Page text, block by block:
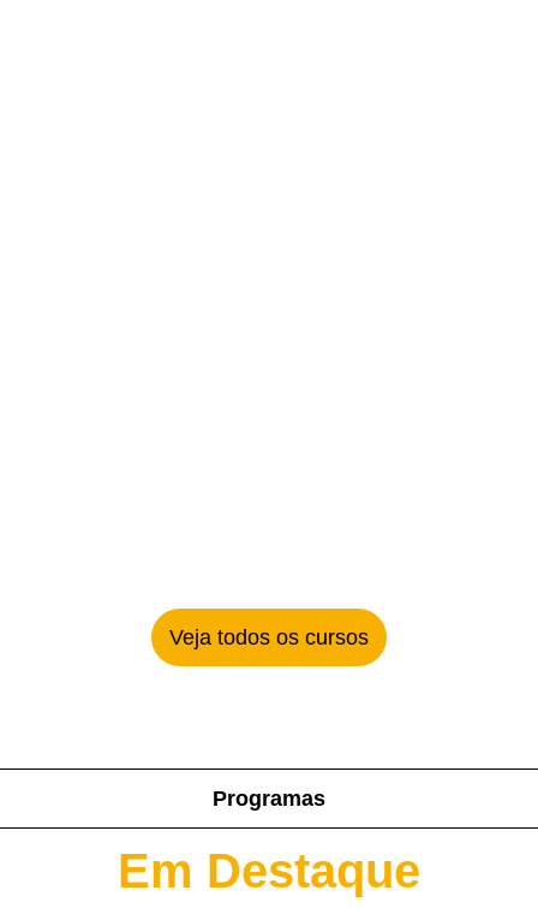
Veja todos os cursos
Programas
Em Destaque